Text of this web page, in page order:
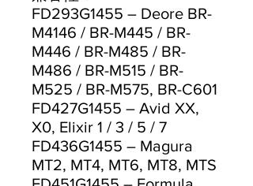
FD293G1455 – Deore BR-
M4146 / BR-M445 / BR-
M446 / BR-M485 / BR-
M486 / BR-M515 / BR-
M525 / BR-M575, BR-C601
FD427G1455 – Avid XX,
X0, Elixir 1 / 3 / 5 / 7
FD436G1455 – Magura
MT2, MT4, MT6, MT8, MTS